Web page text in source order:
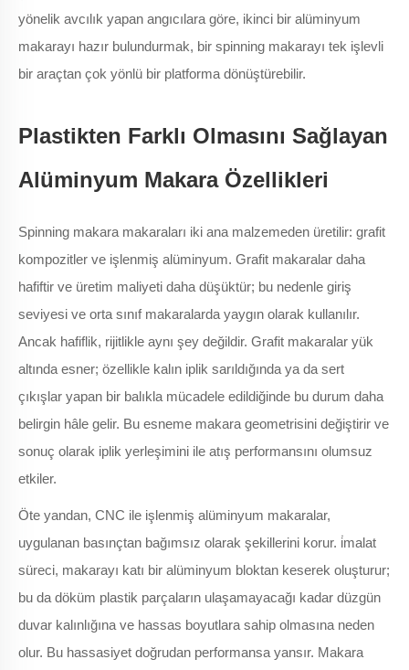
yönelik avcılık yapan angıcılara göre, ikinci bir alüminyum
makarayı hazır bulundurmak, bir spinning makarayı tek işlevli
bir araçtan çok yönlü bir platforma dönüştürebilir.
Plastikten Farklı Olmasını Sağlayan
Alüminyum Makara Özellikleri
Spinning makara makaraları iki ana malzemeden üretilir: grafit
kompozitler ve işlenmiş alüminyum. Grafit makaralar daha
hafiftir ve üretim maliyeti daha düşüktür; bu nedenle giriş
seviyesi ve orta sınıf makaralarda yaygın olarak kullanılır.
Ancak hafiflik, rijitlikle aynı şey değildir. Grafit makaralar yük
altında esner; özellikle kalın iplik sarıldığında ya da sert
çıkışlar yapan bir balıkla mücadele edildiğinde bu durum daha
belirgin hâle gelir. Bu esneme makara geometrisini değiştirir ve
sonuç olarak iplik yerleşimini ile atış performansını olumsuz
etkiler.
Öte yandan, CNC ile işlenmiş alüminyum makaralar,
uygulanan basınçtan bağımsız olarak şekillerini korur. i̇malat
süreci, makarayı katı bir alüminyum bloktan keserek oluşturur;
bu da döküm plastik parçaların ulaşamayacağı kadar düzgün
duvar kalınlığına ve hassas boyutlara sahip olmasına neden
olur. Bu hassasiyet doğrudan performansa yansır. Makara